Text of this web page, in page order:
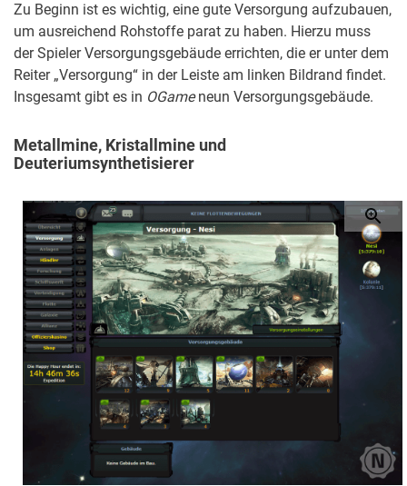
Zu Beginn ist es wichtig, eine gute Versorgung aufzubauen,
um ausreichend Rohstoffe parat zu haben. Hierzu muss
der Spieler Versorgungsgebäude errichten, die er unter dem
Reiter „Versorgung“ in der Leiste am linken Bildrand findet.
Insgesamt gibt es in OGameneun Versorgungsgebäude.
Metallmine, Kristallmine und
Deuteriumsynthetisierer